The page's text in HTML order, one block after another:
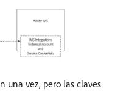
una vez, pero las claves